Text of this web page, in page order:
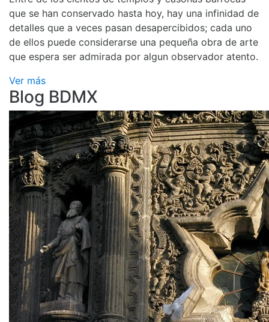
que se han conservado hasta hoy, hay una infinidad de
detalles que a veces pasan desapercibidos; cada uno
de ellos puede considerarse una pequeña obra de arte
que espera ser admirada por algun observador atento.
Ver más
Blog BDMX